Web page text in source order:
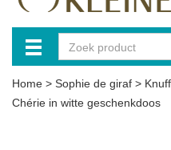
Home > Sophie de giraf >
Chérie in witte geschenkdoos